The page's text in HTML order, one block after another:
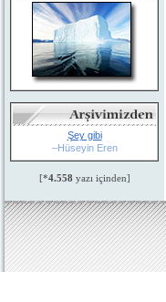
Şey gibi
–Hüseyin Eren
[*4.558 yazı içinden]